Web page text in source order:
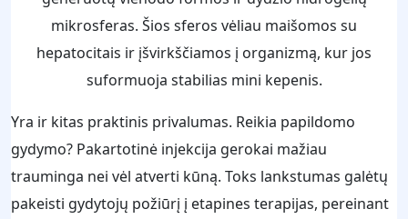
mikrosferas. Šios sferos vėliau maišomos su
hepatocitais ir įšvirkščiamos į organizmą, kur jos
suformuoja stabilias mini kepenis.
Yra ir kitas praktinis privalumas. Reikia papildomo
gydymo? Pakartotinė injekcija gerokai mažiau
trauminga nei vėl atverti kūną. Toks lankstumas galėtų
pakeisti gydytojų požiūrį į etapines terapijas, pereinant